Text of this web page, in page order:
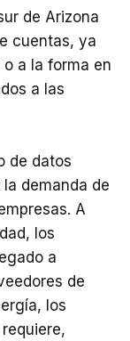
de Arizona
cuentas, ya
a la forma en
a las
de datos
demanda de
A
los
a
de
los